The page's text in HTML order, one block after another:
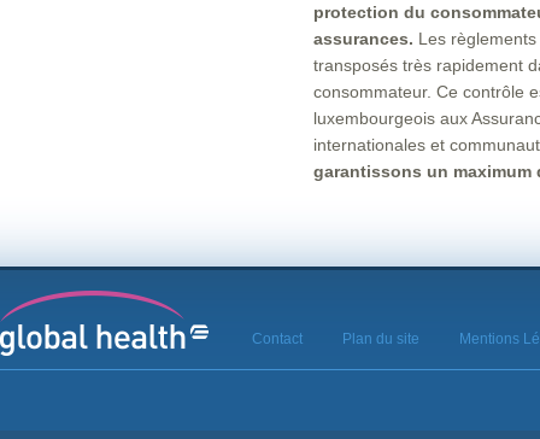
protection du
assurances. Les
transposés très rapidement
consommateur. Ce contrôle
luxembourgeois aux
internationales et
garantissons un maximum
Contact Plan du site Mentions